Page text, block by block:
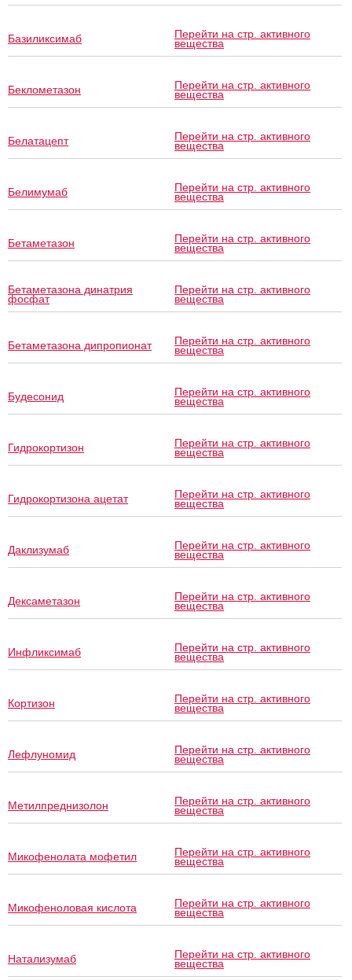
Базиликсимаб Перейти на стр. активного
вещества
Беклометазон Перейти на стр. активного
вещества
Белатацепт Перейти на стр. активного
вещества
Белимумаб Перейти на стр. активного
вещества
Бетаметазон Перейти на стр. активного
вещества
Бетаметазона динатрия
фосфат
Перейти на стр. активного
вещества
Бетаметазона дипропионат Перейти на стр. активного
вещества
Будесонид Перейти на стр. активного
вещества
Гидрокортизон Перейти на стр. активного
вещества
Гидрокортизона ацетат Перейти на стр. активного
вещества
Даклизумаб Перейти на стр. активного
вещества
Дексаметазон Перейти на стр. активного
вещества
Инфликсимаб Перейти на стр. активного
вещества
Кортизон Перейти на стр. активного
вещества
Лефлуномид Перейти на стр. активного
вещества
Метилпреднизолон Перейти на стр. активного
вещества
Микофенолата мофетил Перейти на стр. активного
вещества
Микофеноловая кислота Перейти на стр. активного
вещества
Натализумаб Перейти на стр. активного
вещества